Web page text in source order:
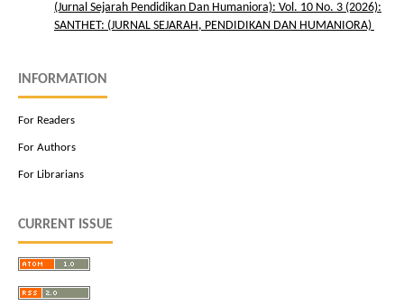
(Jurnal Sejarah Pendidikan Dan Humaniora): Vol. 10 No. 3 (2026):
SANTHET: (JURNAL SEJARAH, PENDIDIKAN DAN HUMANIORA)
INFORMATION
For Readers
For Authors
For Librarians
CURRENT ISSUE